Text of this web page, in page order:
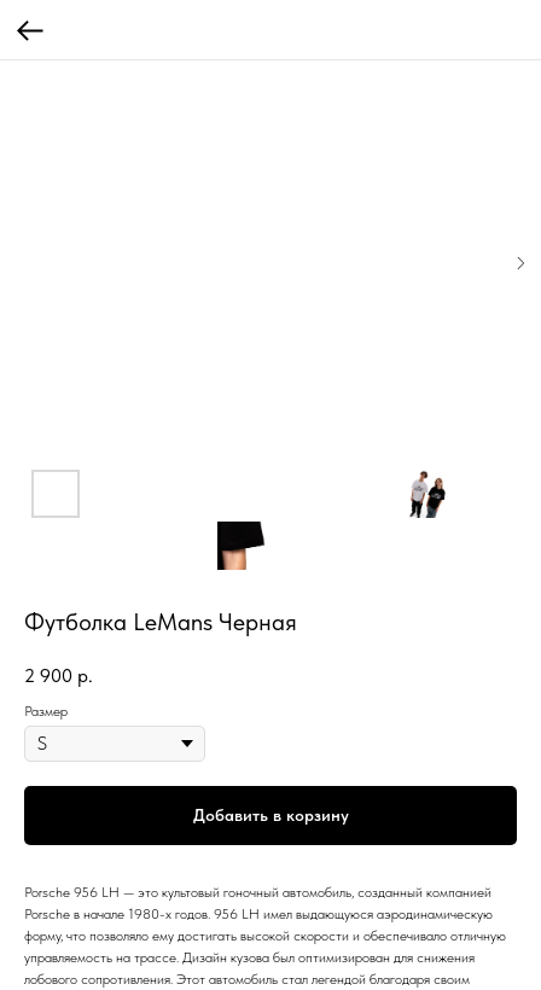
Футболка LeMans Черная
2 900 р.
Размер
Добавить в корзину
Porsche 956 LH — это культовый гоночный автомобиль, созданный компанией
Porsche в начале 1980-х годов. 956 LH имел выдающуюся аэродинамическую
форму, что позволяло ему достигать высокой скорости и обеспечивало отличную
управляемость на трассе. Дизайн кузова был оптимизирован для снижения
лобового сопротивления. Этот автомобиль стал легендой благодаря своим